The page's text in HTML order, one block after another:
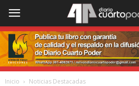
Inicio Noticias Destacadas